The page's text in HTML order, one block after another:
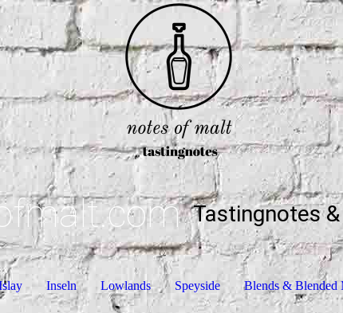
Tastingnotes
Inseln Lowlands Speyside Blends & Blended